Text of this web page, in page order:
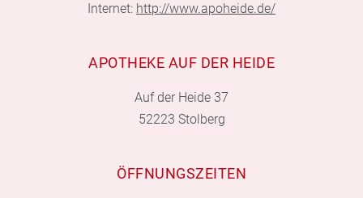
Internet: http://www.apoheide.de/
APOTHEKE AUF DER HEIDE
Auf der Heide 37
52223 Stolberg
ÖFFNUNGSZEITEN